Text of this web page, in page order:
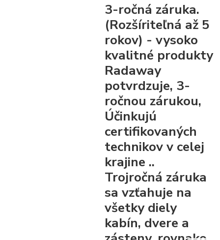
3-ročná záruka.
(Rozšíriteľná až 5
rokov) - vysoko
kvalitné produkty
Radaway
potvrdzuje, 3-
ročnou zárukou,
Účinkujú
certifikovaných
technikov v celej
krajine ..
Trojročná záruka
sa vzťahuje na
všetky diely
kabín, dvere a